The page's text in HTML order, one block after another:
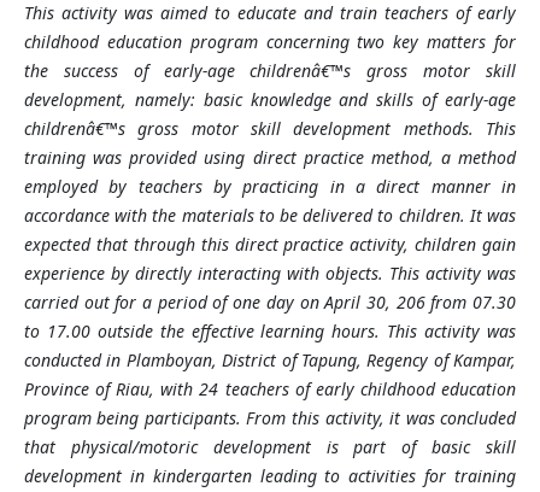
This activity was aimed to educate and train teachers of early
childhood education program concerning two key matters for
the success of early-age childrenâ€™s gross motor skill
development, namely: basic knowledge and skills of early-age
childrenâ€™s gross motor skill development methods. This
training was provided using direct practice method, a method
employed by teachers by practicing in a direct manner in
accordance with the materials to be delivered to children. It was
expected that through this direct practice activity, children gain
experience by directly interacting with objects. This activity was
carried out for a period of one day on April 30, 206 from 07.30
to 17.00 outside the effective learning hours. This activity was
conducted in Plamboyan, District of Tapung, Regency of Kampar,
Province of Riau, with 24 teachers of early childhood education
program being participants. From this activity, it was concluded
that physical/motoric development is part of basic skill
development in kindergarten leading to activities for training